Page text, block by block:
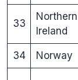
33
Northern
Ireland
34 Norway